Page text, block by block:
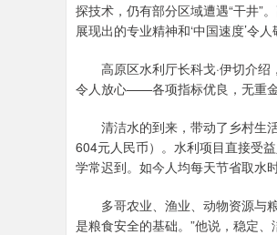
探技术，仍有部分区域遭遇“干井”
展现出的专业精神和‘中国速度’令人
高原区水利厅长科戈·伊切介绍
令人放心——各项指标优良，无重
清洁水的到来，带动了乡村生活
604元人民币）。水利项目直接受
学常迟到。如今人均每天节省取水
多哥农业、渔业、动物资源与粮
是粮食安全的基础。”他说，稳定